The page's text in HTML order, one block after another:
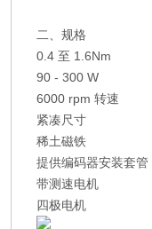
二、规格
0.4 至 1.6Nm
90 - 300 W
6000 rpm 转速
紧凑尺寸
稀土磁铁
提供编码器安装套管
带测速电机
四极电机